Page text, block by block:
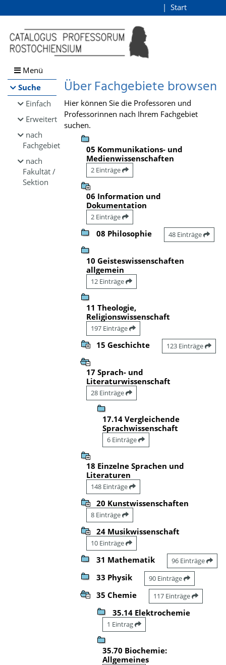
Browsen
direkt zum Inhalt
Start
Menü
Suche
Einfach
Erweitert
nach
Fachgebiet
nach
Fakultät /
Sektion
Über Fachgebiete browsen
Hier können Sie die Professoren und
Professorinnen nach Ihrem Fachgebiet
suchen.
05 Kommunikations- und
Medienwissenschaften
2 Einträge
06 Information und
Dokumentation
2 Einträge
08 Philosophie 48 Einträge
10 Geisteswissenschaften
allgemein
12 Einträge
11 Theologie,
Religionswissenschaft
197 Einträge
15 Geschichte 123 Einträge
17 Sprach- und
Literaturwissenschaft
28 Einträge
17.14 Vergleichende
Sprachwissenschaft
6 Einträge
18 Einzelne Sprachen und
Literaturen
148 Einträge
20 Kunstwissenschaften
8 Einträge
24 Musikwissenschaft
10 Einträge
31 Mathematik 96 Einträge
33 Physik 90 Einträge
35 Chemie 117 Einträge
35.14 Elektrochemie
1 Eintrag
35.70 Biochemie:
Allgemeines